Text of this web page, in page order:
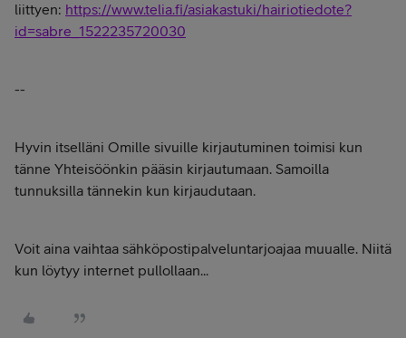
liittyen: https://www.telia.fi/asiakastuki/hairiotiedote?
id=sabre_1522235720030
--
Hyvin itselläni Omille sivuille kirjautuminen toimisi kun
tänne Yhteisöönkin pääsin kirjautumaan. Samoilla
tunnuksilla tännekin kun kirjaudutaan.
Voit aina vaihtaa sähköpostipalveluntarjoajaa muualle. Niitä
kun löytyy internet pullollaan...